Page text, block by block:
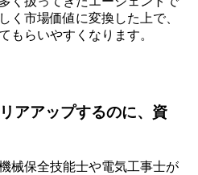
く市場価値に変換した上で、
もらいやすくなります。
アアップするのに、資
械保全技能士や電気工事士が